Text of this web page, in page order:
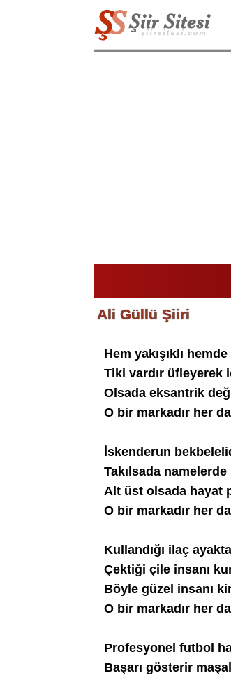
Ali Güllü Şiiri
Hem yakışıklı
Tiki vardır üfleyerek
Olsada eksantrik
O bir markadır her
İskenderun
Takılsada
Alt üst olsada hayat
O bir markadır her
Kullandığı ilaç
Çektiği çile insanı
Böyle güzel insanı
O bir markadır her
Profesyonel futbol
Başarı gösterir